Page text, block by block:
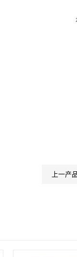
上一产